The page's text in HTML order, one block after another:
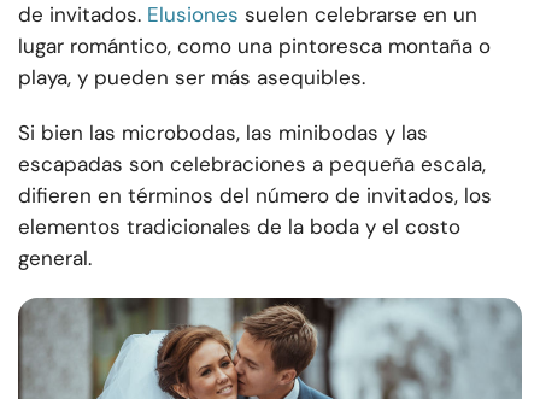
de invitados. Elusiones suelen celebrarse en un
lugar romántico, como una pintoresca montaña o
playa, y pueden ser más asequibles.
Si bien las microbodas, las minibodas y las
escapadas son celebraciones a pequeña escala,
difieren en términos del número de invitados, los
elementos tradicionales de la boda y el costo
general.